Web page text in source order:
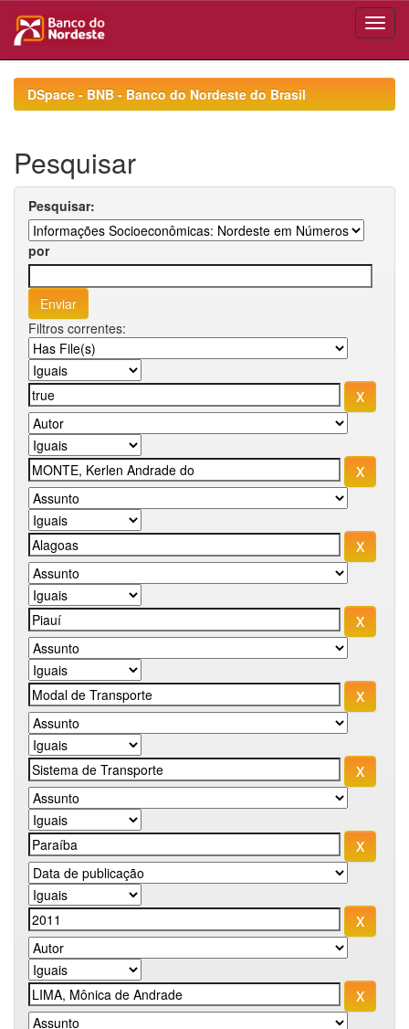
navigationDSpace - BNB - Banco do Nordeste do Brasil
Pesquisar
Pesquisar:
por
Filtros correntes: